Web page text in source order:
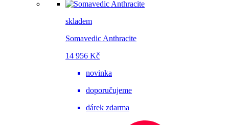
skladem
Somavedic Anthracite
14 956 Kč
novinka
doporučujeme
dárek zdarma